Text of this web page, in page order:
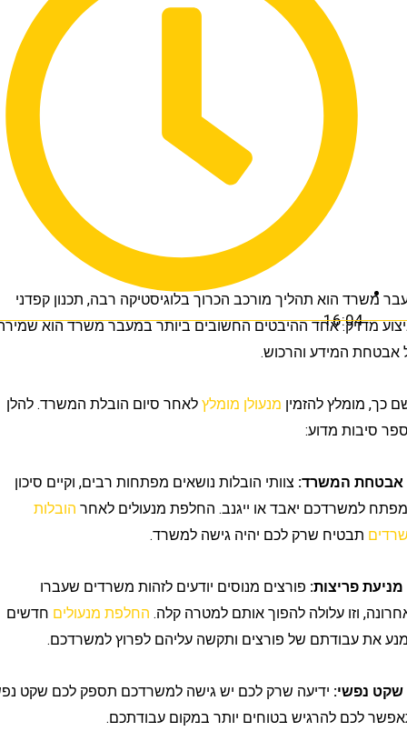
16:04
הוא תהליך מורכב הכרוך בלוגיסטיקה רבה, תכנון קפדני
מדויק. אחד ההיבטים החשובים ביותר במעבר משרד הוא שמירה
המידע והרכוש.
מומלץ להזמיןמנעולן מומלץלאחר סיום הובלת המשרד. להלן
מדוע:
צוותי הובלות נושאים מפתחות רבים, וקיים סיכון
יאבד או ייגנב. החלפת מנעולים לאחרהובלות
תבטיח שרק לכם יהיה גישה למשרד.
פורצים מנוסים יודעים לזהות משרדים שעברו
וזו עלולה להפוך אותם למטרה קלה. החלפת מנעוליםחדשים
עבודתם של פורצים ותקשה עליהם לפרוץ למשרדכם.
ידיעה שרק לכם יש גישה למשרדכם תספק לכם שקט נפשי
לכם להרגיש בטוחים יותר במקום עבודתכם.